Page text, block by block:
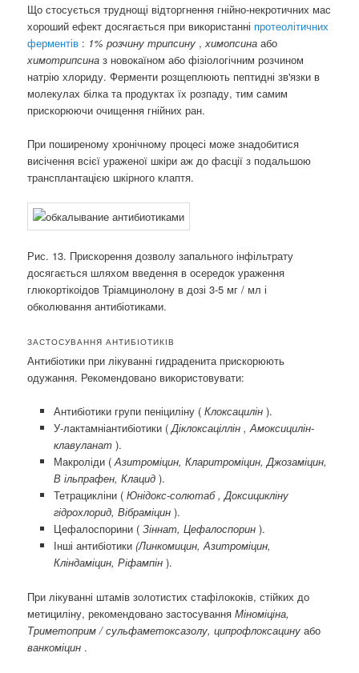
Що стосується труднощі відторгнення гнійно-некротичних мас
хороший ефект досягається при використанні протеолітичних
ферментів : 1% розчину трипсину ,химопсинаабо
химотрипсиназ новокаїном або фізіологічним розчином
натрію хлориду. Ферменти розщеплюють пептидні зв'язки в
молекулах білка та продуктах їх розпаду, тим самим
прискорюючи очищення гнійних ран.
При поширеному хронічному процесі може знадобитися
висічення всієї ураженої шкіри аж до фасції з подальшою
трансплантацією шкірного клаптя.
Рис. 13. Прискорення дозволу запального інфільтрату
досягається шляхом введення в осередок ураження
глюкортікоідов Тріамцинолону в дозі 3-5 мг / мл і
обколювання антибіотиками.
ЗАСТОСУВАННЯ АНТИБІОТИКІВ
Антибіотики при лікуванні гидраденита прискорюють
одужання. Рекомендовано використовувати:
Антибіотики групи пеніциліну (Клоксацилін ).
У-лактамніантибіотики (Діклоксаціллін ,Амоксицилін-
клавуланат ).
Макроліди (Азитроміцин, Кларитроміцин, Джозаміцин,
В ільпрафен, Клацид ).
Тетрацикліни (Юнідокс-солютаб , Доксицикліну
гідрохлорид, Вібраміцин ).
Цефалоспорини (Зіннат, Цефалоспорин ).
Інші антибіотики (Линкомицин,Азитроміцин,
Кліндаміцин, Ріфампін ).
При лікуванні штамів золотистих стафілококів, стійких до
метициліну, рекомендовано застосуванняМіноміціна,
Триметоприм / сульфаметоксазолу,ципрофлоксацинуабо
ванкоміцин .